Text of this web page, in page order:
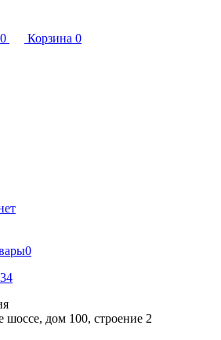
0 Корзина 0
0
дом 100, строение 2